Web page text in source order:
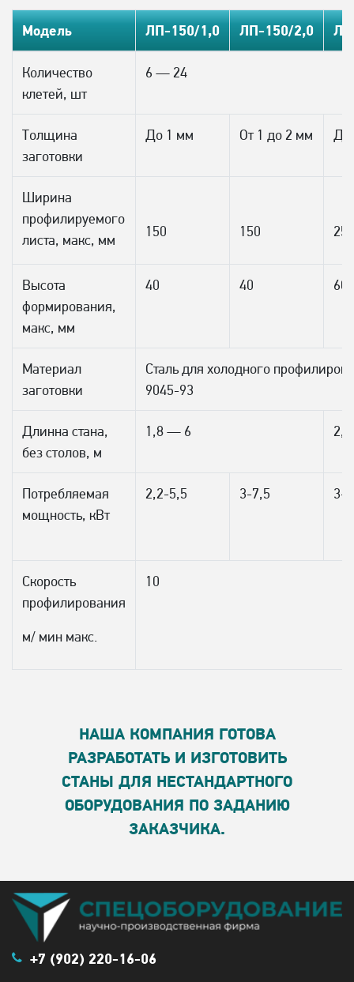
Модель ЛП-150/1,0 ЛП-150/2,0
Количество
клетей, шт
6 — 24
Толщина
заготовки
До 1 мм От 1 до 2 мм До
Ширина
профилируемого
листа, макс, мм
150 150 250
Высота
формирования,
макс, мм
40 40 60
Материал
заготовки
Сталь для холодного
9045-93
Длинна стана,
без столов, м
1,8 — 6
Потребляемая
мощность, кВт
2,2-5,5 3-7,5 3-
Скорость
профилирования
м/ мин макс.
10
НАША КОМПАНИЯ ГОТОВА
РАЗРАБОТАТЬ И ИЗГОТОВИТЬ
СТАНЫ ДЛЯ НЕСТАНДАРТНОГО
ОБОРУДОВАНИЯ ПО ЗАДАНИЮ
ЗАКАЗЧИКА.
+7 (902) 220-16-06